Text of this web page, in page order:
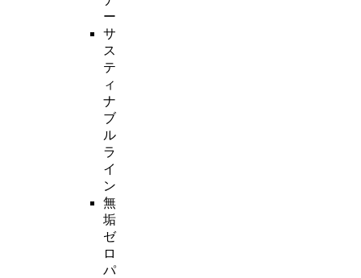
ー
サ
ス
テ
ィ
ナ
ブ
ル
ラ
イ
ン
無
垢
ゼ
ロ
パ